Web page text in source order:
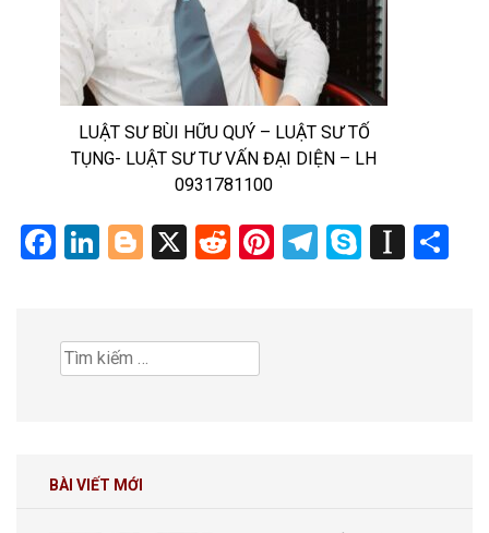
LUẬT SƯ BÙI HỮU QUÝ – LUẬT SƯ TỐ
TỤNG- LUẬT SƯ TƯ VẤN ĐẠI DIỆN – LH
0931781100
Facebook
LinkedIn
Blogger
X RedditPinterest
Telegram
Skype
Tìm
kiếm
BÀI VIẾT MỚI